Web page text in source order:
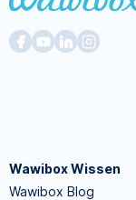
Wawibox Wissen
Wawibox Blog